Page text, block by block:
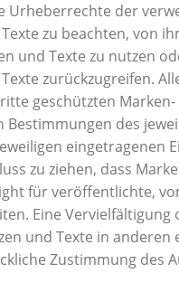
Urheberrechte der
zu beachten, von
und Texte zu nutzen
zurückzugreifen.
geschützten Marken-
des
eingetragenen
zu ziehen, dass
für veröffentlichte,
Eine Vervielfältigung
und Texte in anderen
Zustimmung des